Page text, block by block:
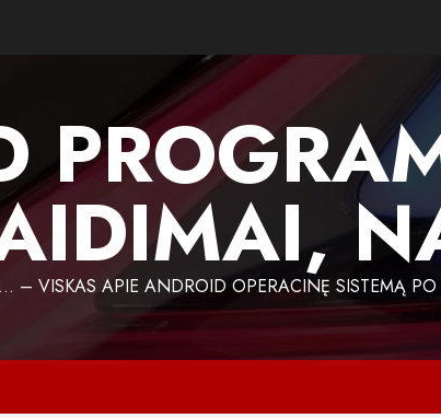
VISKAS APIE ANDROID OPERACINĘ SISTEMĄ PO